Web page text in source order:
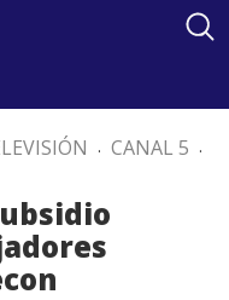
. CANAL 5 .